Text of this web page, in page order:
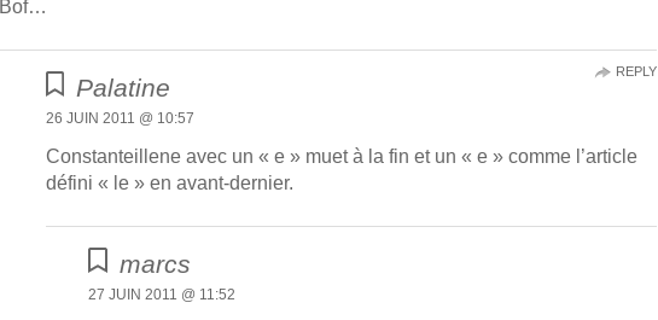
Bof…
Palatine
26 JUIN 2011 @ 10:57
Constanteillene avec un « e » muet à la fin et un « e » comme l’article
défini « le » en avant-dernier.
REPLY
marcs
27 JUIN 2011 @ 11:52